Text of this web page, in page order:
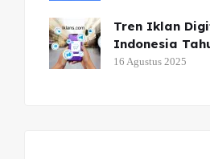
Tren Iklan
Indonesia
16 Agustus 2025